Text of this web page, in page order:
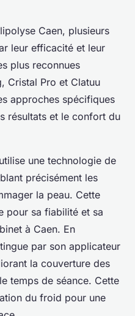
Caen, plusieurs
leur efficacité et leur
plus reconnues
Cristal Pro et Clatuu
approches spécifiques
résultats et le confort du
une technologie de
précisément les
la peau. Cette
pour sa fiabilité et sa
à Caen. En
par son applicateur
la couverture des
temps de séance. Cette
du froid pour une